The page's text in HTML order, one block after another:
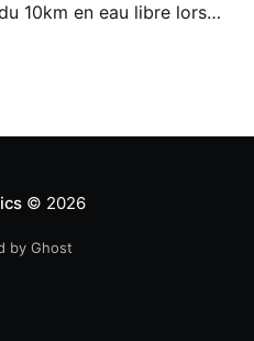
10km en eau libre lors
son premier titre
© 2026
by Ghost